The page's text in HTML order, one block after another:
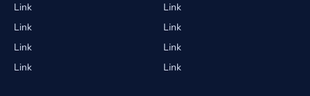
Link
Link
Link
Link
Link
Link
Link
Link